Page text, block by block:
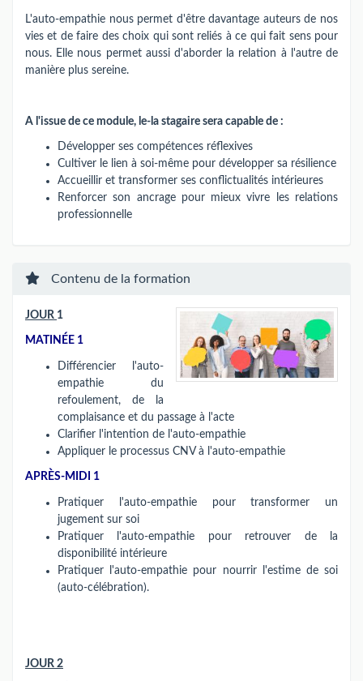
L'auto-empathie nous permet d'être davantage auteurs de nos
vies et de faire des choix qui sont reliés à ce qui fait sens pour
nous. Elle nous permet aussi d'aborder la relation à l'autre de
manière plus sereine.
A l'issue de ce module, le-la stagaire sera capable de :
Développer ses compétences réflexives
Cultiver le lien à soi-même pour développer sa résilience
Accueillir et transformer ses conflictualités intérieures
Renforcer son ancrage pour mieux vivre les relations
professionnelle
Contenu de la formation
JOUR 1
MATINÉE 1
Différencier l'auto-
empathie du
refoulement, de la
complaisance et du passage à l'acte
Clarifier l'intention de l'auto-empathie
Appliquer le processus CNV à l'auto-empathie
APRÈS-MIDI 1
Pratiquer l'auto-empathie pour transformer un
jugement sur soi
Pratiquer l'auto-empathie pour retrouver de la
disponibilité intérieure
Pratiquer l'auto-empathie pour nourrir l'estime de soi
(auto-célébration).
JOUR 2